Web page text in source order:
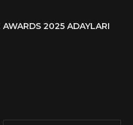
AWARDS 2025 ADAYLARI